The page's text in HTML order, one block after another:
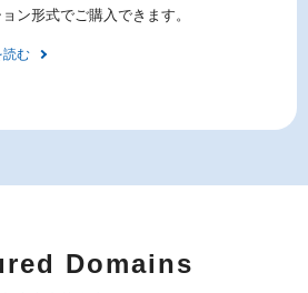
ン形式でご購入できます。
読む
Domains